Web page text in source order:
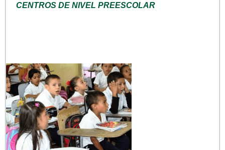
CENTROS DE NIVEL PREESCOLAR